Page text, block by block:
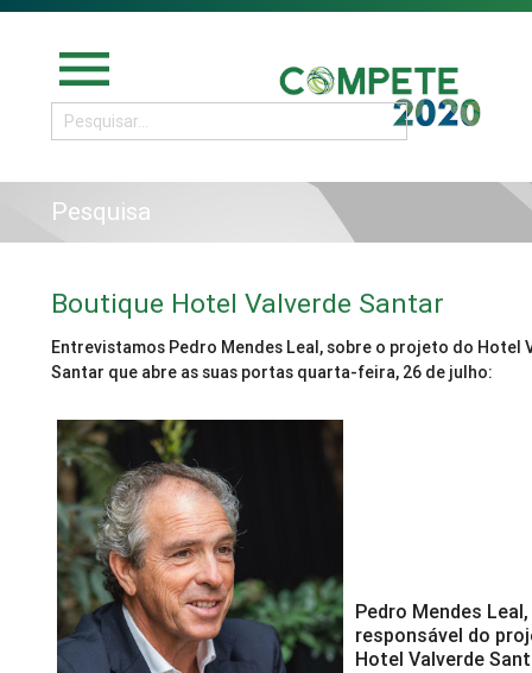
menu
Pesquisa
Boutique Hotel Valverde Santar
Entrevistamos Pedro Mendes Leal, sobre o projeto do Hotel
Santar que abre as suas portas quarta-feira, 26 de julho:
Pedro Mendes Leal,
responsável do
Hotel Valverde